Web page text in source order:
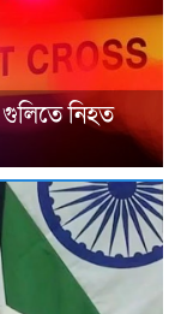
গুলিতে নিহত